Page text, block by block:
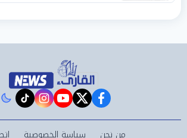
facebook
twitter
youtube
instagram
tiktok
من نحن سياسة الخصوصية